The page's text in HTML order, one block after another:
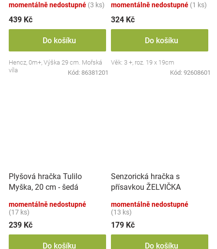
momentálně nedostupné (3 ks)
439 Kč
Do košíku
Hencz, 0m+, Výška 29 cm. Mořská
víla
Kód: 86381201
momentálně nedostupné (1 ks)
324 Kč
Do košíku
Věk: 3 +, roz. 19 x 19cm
Kód: 92608601
Plyšová hračka Tulilo
Myška, 20 cm - šedá
momentálně nedostupné
(17 ks)
239 Kč
Do košíku
Senzorická hračka s
přísavkou ŽELVIČKA
momentálně nedostupné
(13 ks)
179 Kč
Do košíku